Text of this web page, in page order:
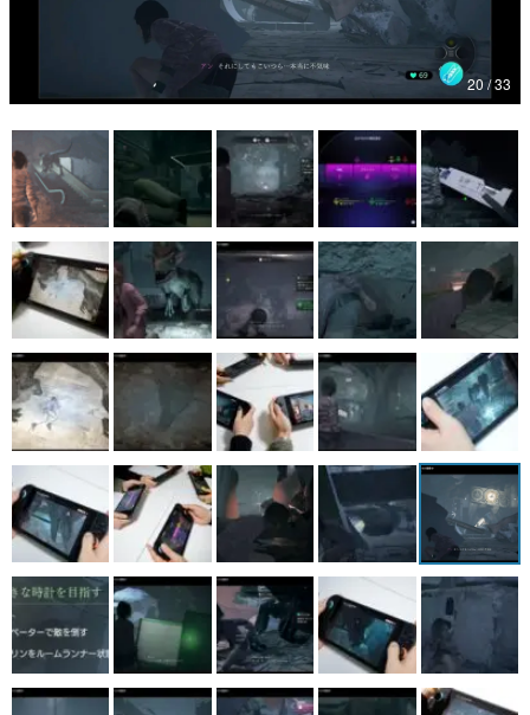
女性向け
アプリレビュー
その他
電ファミニコゲーマーとは？
運営：株式会社マレ
20 / 33